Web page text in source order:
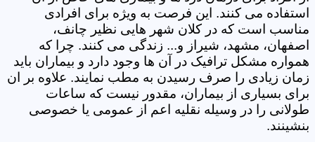
استفاده می کنند. این فرصت به ویژه برای افرادی
مناسب است که در کلان شهر هایی نظیر چانف،
اصفهان، مشهد، شیراز و... زندگی می کنند. چرا که
همواره مشکل ترافیک در آن ها وجود دارد و بیماران باید
زمان زیادی را صرف رسیدن به مطب نمایند. علاوه بر ان
برای بسیاری از بیماران، مقدور نیست که ساعات
طولانی را در وسیله نقلیه اعم از عمومی یا خصوصی
بنشینند.